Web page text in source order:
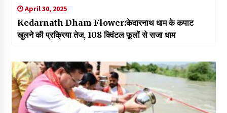
April 30, 2025
Kedarnath Dham Flower:केदारनाथ धाम के कपाट
खुलने की प्रक्रिया तेज, 108 क्विंटल फूलों से सजा धाम